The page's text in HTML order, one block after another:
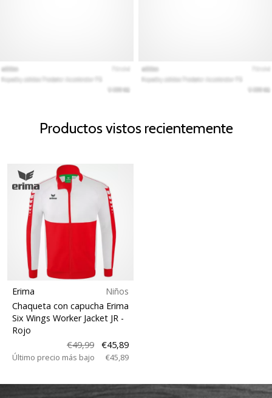
Productos vistos recientemente
Erima
Niños
Chaqueta con capucha Erima
Six Wings Worker Jacket JR -
Rojo
€49,99
€45,89
Último precio más bajo €45,89